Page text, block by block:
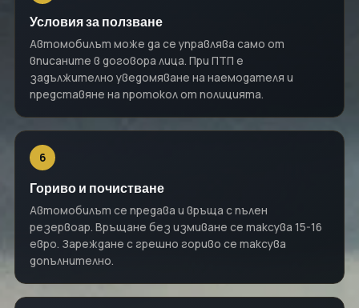
Условия за ползване
Автомобилът може да се управлява само от
вписаните в договора лица. При ПТП е
задължително уведомяване на наемодателя и
представяне на протокол от полицията.
6
Гориво и почистване
Автомобилът се предава и връща с пълен
резервоар. Връщане без измиване се таксува 15-16
евро. Зареждане с грешно гориво се таксува
допълнително.